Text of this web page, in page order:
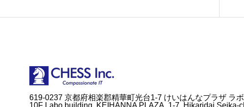
619-0237 京都府相楽郡精華町光台1-7 けいはんなプラザ ラ